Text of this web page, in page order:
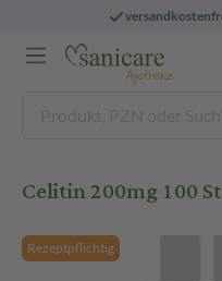
Celitin 200mg 100
Rezeptpflichtig